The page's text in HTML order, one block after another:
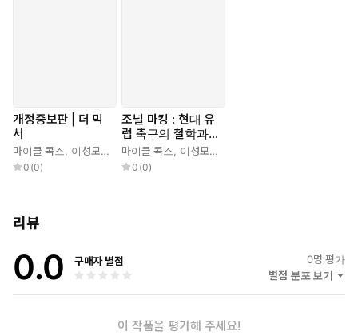
개정증보판 | 더 믹
서
마이클 콕스, 이성모,한만성,한준희
0 (0)
조널 마킹 : 현대 유
럽 축구의 철학과
전술적 진화
마이클 콕스, 이성모,한만성
0 (0)
리뷰
0.0 구매자 별점 0명 평가
별점 분포 보기
이 작품을 평가해 주세요!